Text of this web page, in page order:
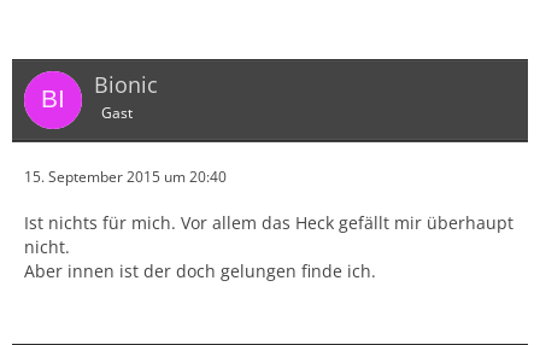
Bionic
Gast
15. September 2015 um 20:40
Ist nichts für mich. Vor allem das Heck gefällt mir überhaupt
nicht.
Aber innen ist der doch gelungen finde ich.